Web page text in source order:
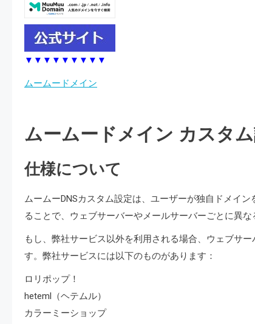
▼▼▼▼▼▼▼▼▼
ムームードメイン
ムームードメイン カスタ
仕様について
ムームーDNSカスタム設定は、ユーザーが独自ドメイ
ることで、ウェブサーバーやメールサーバーごとに異な
もし、弊社サービス以外を利用される場合、ウェブサ
す。弊社サービスには以下のものがあります：
ロリポップ！
heteml（ヘテムル）
カラーミーショップ